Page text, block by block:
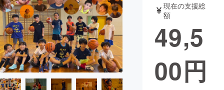
テクノロジー・ガジェット
映像・映画 書籍・雑誌
ビジネス・起業 チャレンジ
現在の支援総
額
49,5
00円